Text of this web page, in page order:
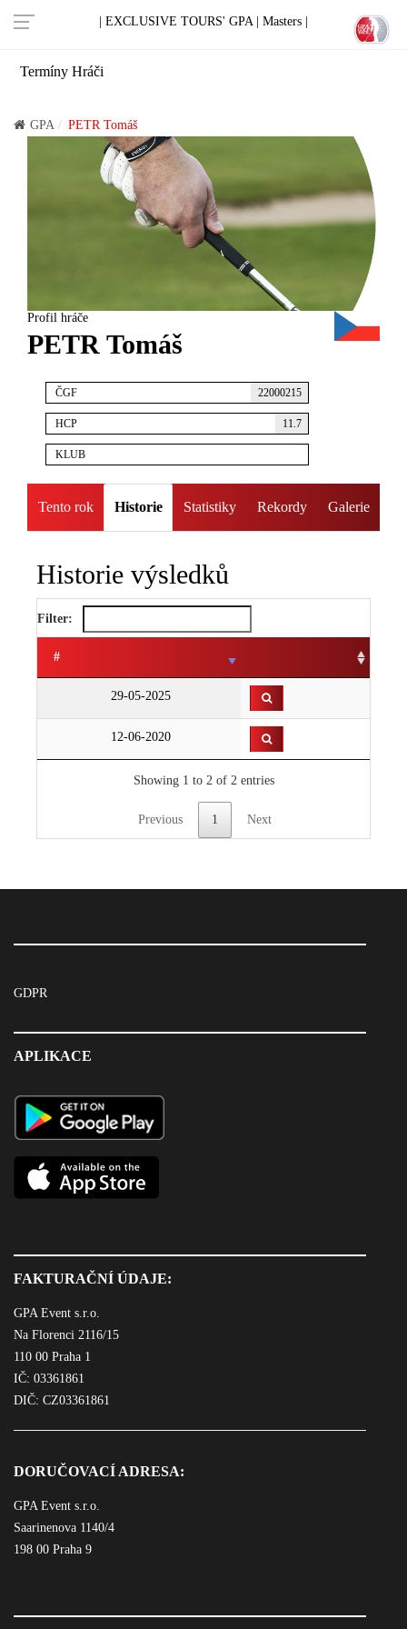
| EXCLUSIVE TOURS' GPA | Masters |
Termíny Hráči
GPA PETR Tomáš
Profil hráče
PETR Tomáš
ČGF 22000215
HCP 11.7
KLUB
Tento rok Historie Statistiky Rekordy Galerie
Historie výsledků
Filter:
#
29-05-2025
12-06-2020
Showing 1 to 2 of 2 entries
Previous 1 Next
GDPR
APLIKACE
FAKTURAČNÍ ÚDAJE:
GPA Event s.r.o.
Na Florenci 2116/15
110 00 Praha 1
IČ: 03361861
DIČ: CZ03361861
DORUČOVACÍ ADRESA:
GPA Event s.r.o.
Saarinenova 1140/4
198 00 Praha 9